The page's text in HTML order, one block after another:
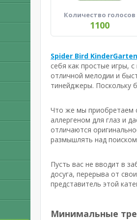
Количество голосов
1100
Spider Bird
себя как простые игры,
отличной мелодии и
тинейджеры. Поскольку
Что же мы приобретаем
аллергеном для глаз и
отличаются
размышлять над
Пусть вас не вводит в
досуга, перерыва от
представитель этой
Минимальные